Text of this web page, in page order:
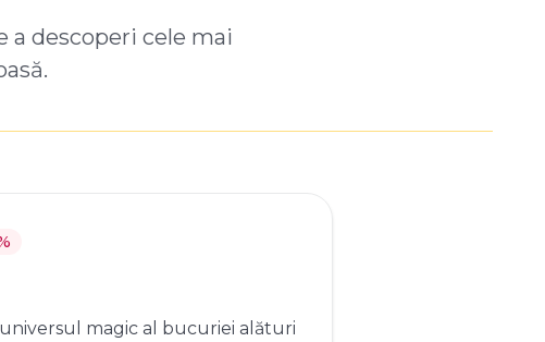
a descoperi cele mai
magic al bucuriei alături